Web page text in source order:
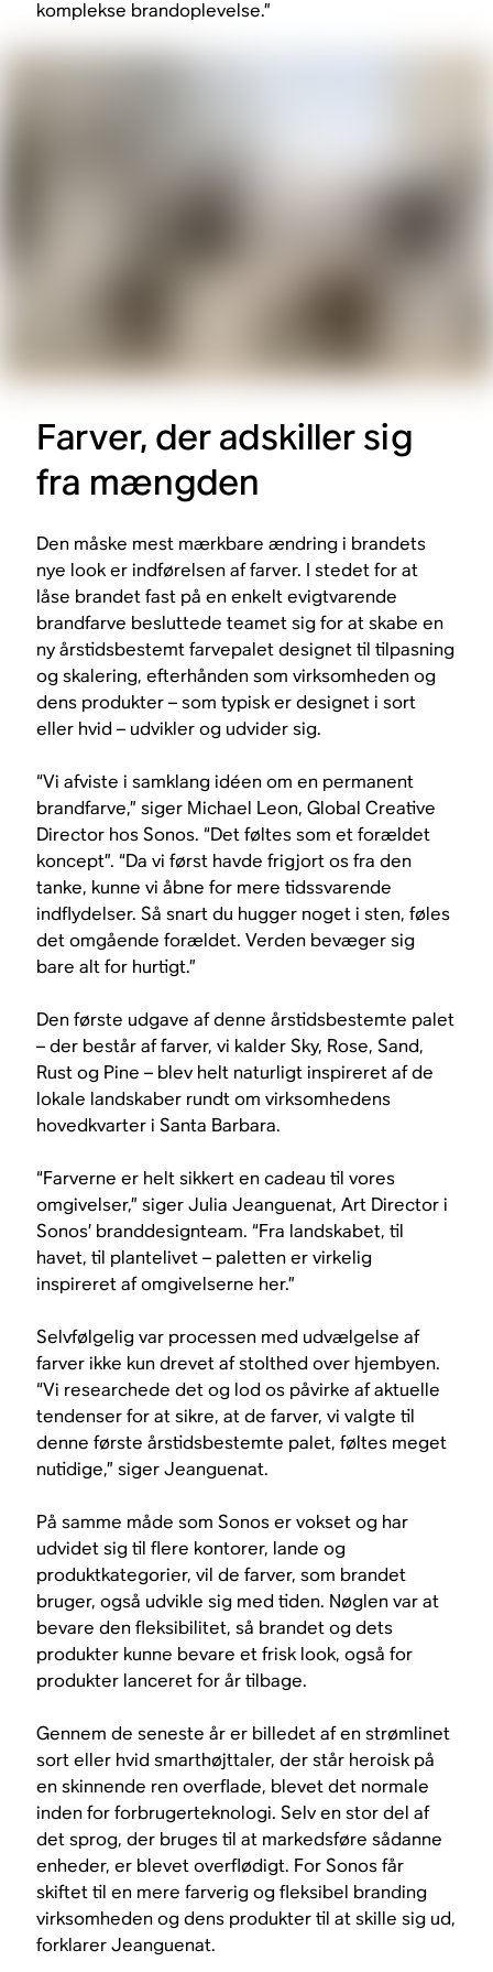
komplekse brandoplevelse.”
Farver, der adskiller sig
fra mængden
Den måske mest mærkbare ændring i brandets
nye look er indførelsen af farver. I stedet for at
låse brandet fast på en enkelt evigtvarende
brandfarve besluttede teamet sig for at skabe en
ny årstidsbestemt farvepalet designet til tilpasning
og skalering, efterhånden som virksomheden og
dens produkter – som typisk er designet i sort
eller hvid – udvikler og udvider sig.
“Vi afviste i samklang idéen om en permanent
brandfarve,” siger Michael Leon, Global Creative
Director hos Sonos. “Det føltes som et forældet
koncept”. “Da vi først havde frigjort os fra den
tanke, kunne vi åbne for mere tidssvarende
indflydelser. Så snart du hugger noget i sten, føles
det omgående forældet. Verden bevæger sig
bare alt for hurtigt.”
Den første udgave af denne årstidsbestemte palet
– der består af farver, vi kalder Sky, Rose, Sand,
Rust og Pine – blev helt naturligt inspireret af de
lokale landskaber rundt om virksomhedens
hovedkvarter i Santa Barbara.
“Farverne er helt sikkert en cadeau til vores
omgivelser,” siger Julia Jeanguenat, Art Director i
Sonos’ branddesignteam. “Fra landskabet, til
havet, til plantelivet – paletten er virkelig
inspireret af omgivelserne her.”
Selvfølgelig var processen med udvælgelse af
farver ikke kun drevet af stolthed over hjembyen.
“Vi researchede det og lod os påvirke af aktuelle
tendenser for at sikre, at de farver, vi valgte til
denne første årstidsbestemte palet, føltes meget
nutidige,” siger Jeanguenat.
På samme måde som Sonos er vokset og har
udvidet sig til flere kontorer, lande og
produktkategorier, vil de farver, som brandet
bruger, også udvikle sig med tiden. Nøglen var at
bevare den fleksibilitet, så brandet og dets
produkter kunne bevare et frisk look, også for
produkter lanceret for år tilbage.
Gennem de seneste år er billedet af en strømlinet
sort eller hvid smarthøjttaler, der står heroisk på
en skinnende ren overflade, blevet det normale
inden for forbrugerteknologi. Selv en stor del af
det sprog, der bruges til at markedsføre sådanne
enheder, er blevet overflødigt. For Sonos får
skiftet til en mere farverig og fleksibel branding
virksomheden og dens produkter til at skille sig ud,
forklarer Jeanguenat.